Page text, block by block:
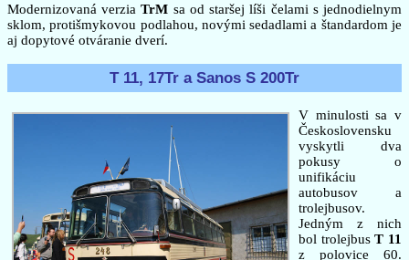
Modernizovaná verziaTrM sa od staršej líši čelami s jednodielnym
sklom, protišmykovou podlahou, novými sedadlami a štandardom je
aj dopytové otváranie dverí.
T 11, 17Tr a Sanos S 200Tr
V minulosti sa v
Československu
vyskytli dva
pokusy o
unifikáciu
autobusov a
trolejbusov.
Jedným z nich
bol trolejbusT 11
z polovice 60.